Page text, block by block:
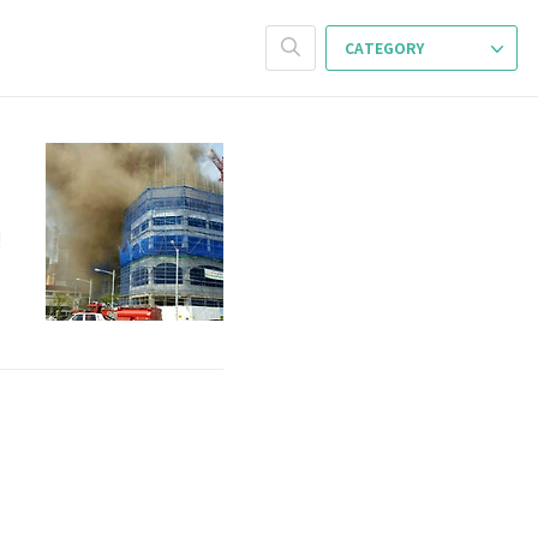
CATEGORY